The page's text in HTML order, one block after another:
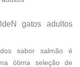
gatos adultos
sabor salmão é
ótima seleção de